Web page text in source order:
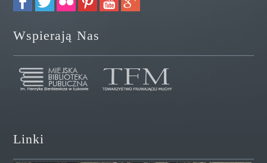
Wspierają Nas
Linki